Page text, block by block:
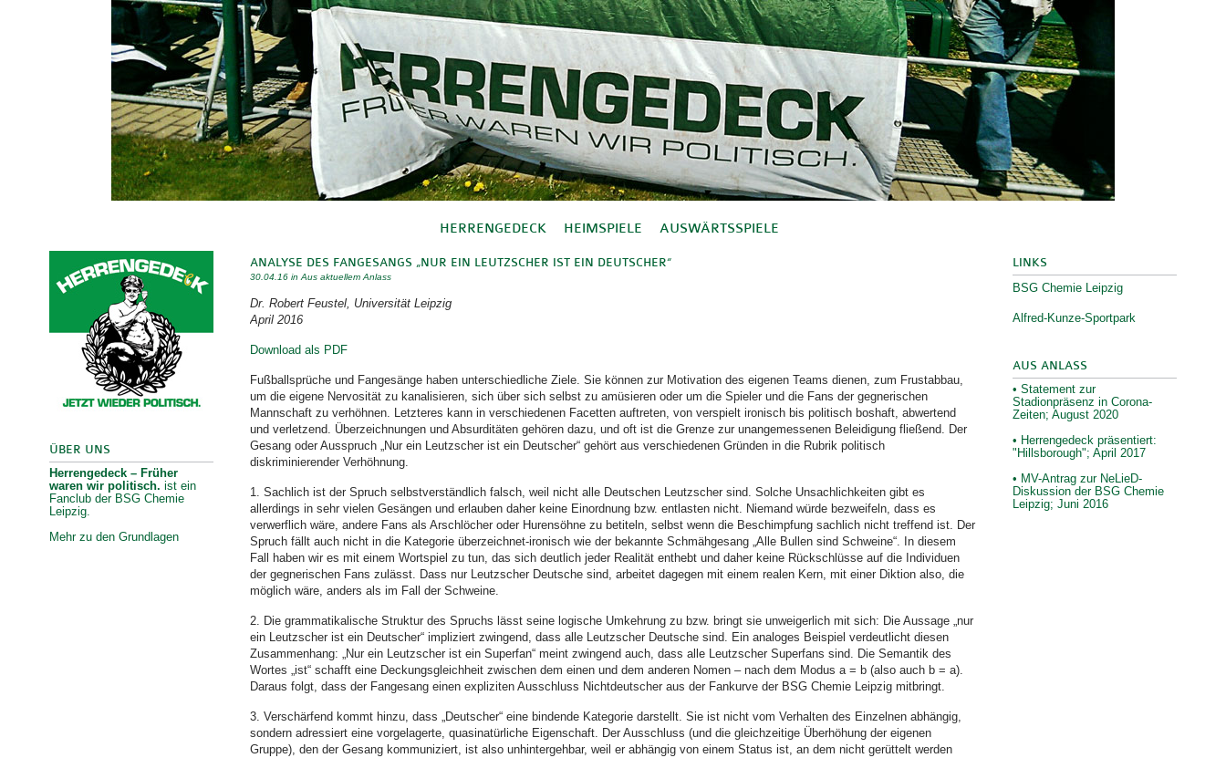
HERRENGEDECK HEIMSPIELE AUSWÄRTSSPIELE
ÜBER UNS
Herrengedeck – Früher
waren wir politisch. ist ein
Fanclub der BSG Chemie
Leipzig.
Mehr zu den Grundlagen
LINKS
BSG Chemie Leipzig
Alfred-Kunze-Sportpark
AUS ANLASS
• Statement zur
Stadionpräsenz in Corona-
Zeiten; August 2020
• Herrengedeck präsentiert:
"Hillsborough"; April 2017
• MV-Antrag zur NeLieD-
Diskussion der BSG Chemie
Leipzig; Juni 2016
ANALYSE DES FANGESANGS „NUR EIN LEUTZSCHER IST EIN DEUTSCHER“
30.04.16 in Aus aktuellem Anlass
Dr. Robert Feustel, Universität Leipzig
April 2016
Download als PDF
Fußballsprüche und Fangesänge haben unterschiedliche Ziele. Sie können zur Motivation des eigenen Teams dienen, zum Frustabbau,
um die eigene Nervosität zu kanalisieren, sich über sich selbst zu amüsieren oder um die Spieler und die Fans der gegnerischen
Mannschaft zu verhöhnen. Letzteres kann in verschiedenen Facetten auftreten, von verspielt ironisch bis politisch boshaft, abwertend
und verletzend. Überzeichnungen und Absurditäten gehören dazu, und oft ist die Grenze zur unangemessenen Beleidigung fließend. Der
Gesang oder Ausspruch „Nur ein Leutzscher ist ein Deutscher“ gehört aus verschiedenen Gründen in die Rubrik politisch
diskriminierender Verhöhnung.
1. Sachlich ist der Spruch selbstverständlich falsch, weil nicht alle Deutschen Leutzscher sind. Solche Unsachlichkeiten gibt es
allerdings in sehr vielen Gesängen und erlauben daher keine Einordnung bzw. entlasten nicht. Niemand würde bezweifeln, dass es
verwerflich wäre, andere Fans als Arschlöcher oder Hurensöhne zu betiteln, selbst wenn die Beschimpfung sachlich nicht treffend ist. Der
Spruch fällt auch nicht in die Kategorie überzeichnet-ironisch wie der bekannte Schmähgesang „Alle Bullen sind Schweine“. In diesem
Fall haben wir es mit einem Wortspiel zu tun, das sich deutlich jeder Realität enthebt und daher keine Rückschlüsse auf die Individuen
der gegnerischen Fans zulässt. Dass nur Leutzscher Deutsche sind, arbeitet dagegen mit einem realen Kern, mit einer Diktion also, die
möglich wäre, anders als im Fall der Schweine.
2. Die grammatikalische Struktur des Spruchs lässt seine logische Umkehrung zu bzw. bringt sie unweigerlich mit sich: Die Aussage „nur
ein Leutzscher ist ein Deutscher“ impliziert zwingend, dass alle Leutzscher Deutsche sind. Ein analoges Beispiel verdeutlicht diesen
Zusammenhang: „Nur ein Leutzscher ist ein Superfan“ meint zwingend auch, dass alle Leutzscher Superfans sind. Die Semantik des
Wortes „ist“ schafft eine Deckungsgleichheit zwischen dem einen und dem anderen Nomen – nach dem Modus a = b (also auch b = a).
Daraus folgt, dass der Fangesang einen expliziten Ausschluss Nichtdeutscher aus der Fankurve der BSG Chemie Leipzig mitbringt.
3. Verschärfend kommt hinzu, dass „Deutscher“ eine bindende Kategorie darstellt. Sie ist nicht vom Verhalten des Einzelnen abhängig,
sondern adressiert eine vorgelagerte, quasinatürliche Eigenschaft. Der Ausschluss (und die gleichzeitige Überhöhung der eigenen
Gruppe), den der Gesang kommuniziert, ist also unhintergehbar, weil er abhängig von einem Status ist, an dem nicht gerüttelt werden